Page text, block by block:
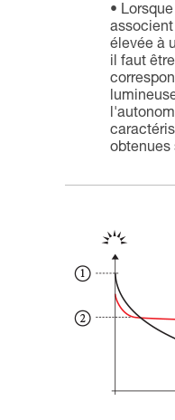
élevée à
il faut
obtenues